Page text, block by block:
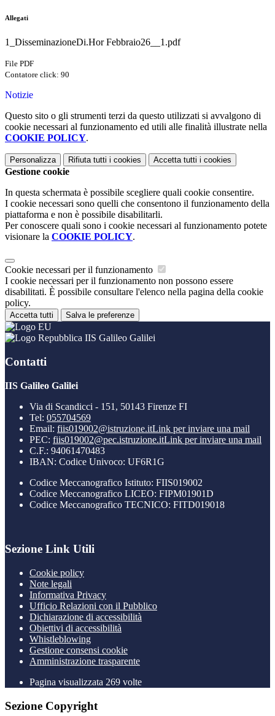
Allegati
1_DisseminazioneDi.Hor Febbraio26__1.pdf
File PDF
Contatore click: 90
Notizie
Questo sito o gli strumenti terzi da questo utilizzati si avvalgono di
cookie necessari al funzionamento ed utili alle finalità illustrate nella
COOKIE POLICY.
Personalizza Rifiuta tutti i cookies Accetta tutti i cookies
Gestione cookie
In questa schermata è possibile scegliere quali cookie consentire.
I cookie necessari sono quelli che consentono il funzionamento della
piattaforma e non è possibile disabilitarli.
Per conoscere quali sono i cookie necessari al funzionamento potete
visionare la COOKIE POLICY.
Cookie necessari per il funzionamento
I cookie necessari per il funzionamento non possono essere
disabilitati. È possibile consultare l'elenco nella pagina della cookie
policy.
Accetta tutti Salva le preferenze
IIS Galileo Galilei
Contatti
IIS Galileo Galilei
Via di Scandicci - 151, 50143 Firenze FI
Tel: 055704569
Email: fiis019002@istruzione.itLink per inviare una mail
PEC: fiis019002@pec.istruzione.itLink per inviare una mail
C.F.: 94061470483
IBAN: Codice Univoco: UF6R1G
Codice Meccanografico Istituto: FIIS019002
Codice Meccanografico LICEO: FIPM01901D
Codice Meccanografico TECNICO: FITD019018
Sezione Link Utili
Cookie policy
Note legali
Informativa Privacy
Ufficio Relazioni con il Pubblico
Dichiarazione di accessibilità
Obiettivi di accessibilità
Whistleblowing
Gestione consensi cookie
Amministrazione trasparente
Pagina visualizzata 269 volte
Sezione Copyright